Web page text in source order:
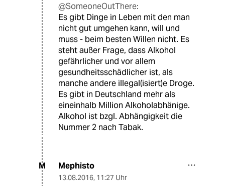
@SomeoneOutThere:
Es gibt Dinge in Leben mit den man
nicht gut umgehen kann, will und
muss - beim besten Willen nicht. Es
steht außer Frage, dass Alkohol
gefährlicher und vor allem
gesundheitsschädlicher ist, als
manche andere illegal(isiert)e Droge.
Es gibt in Deutschland mehr als
eineinhalb Million Alkoholabhänige.
Alkohol ist bzgl. Abhängigkeit die
Nummer 2 nach Tabak.
M Mephisto
13.08.2016, 11:27 Uhr